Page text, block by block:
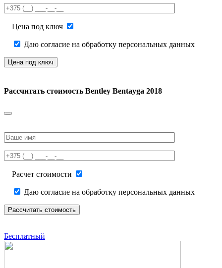
field
empty.
Цена под ключ
Даю согласие на обработку персональных данных
Рассчитать стоимость Bentley Bentayga 2018
leave
field
empty.
Расчет стоимости
Даю согласие на обработку персональных данных
Бесплатный